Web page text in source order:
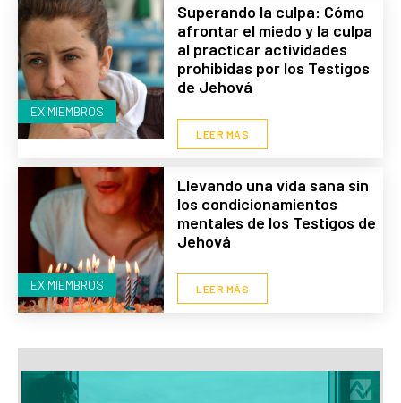
EX MIEMBROS
Superando la culpa: Cómo
afrontar el miedo y la culpa
al practicar actividades
prohibidas por los Testigos
de Jehová
LEER MÁS
EX MIEMBROS
Llevando una vida sana sin
los condicionamientos
mentales de los Testigos de
Jehová
LEER MÁS